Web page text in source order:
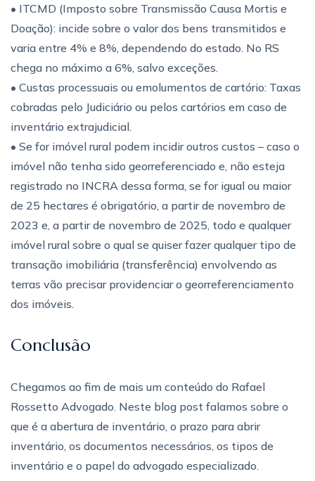
• ITCMD (Imposto sobre Transmissão Causa Mortis e
Doação): incide sobre o valor dos bens transmitidos e
varia entre 4% e 8%, dependendo do estado. No RS
chega no máximo a 6%, salvo exceções.
• Custas processuais ou emolumentos de cartório: Taxas
cobradas pelo Judiciário ou pelos cartórios em caso de
inventário extrajudicial.
• Se for imóvel rural podem incidir outros custos – caso o
imóvel não tenha sido georreferenciado e, não esteja
registrado no INCRA dessa forma, se for igual ou maior
de 25 hectares é obrigatório, a partir de novembro de
2023 e, a partir de novembro de 2025, todo e qualquer
imóvel rural sobre o qual se quiser fazer qualquer tipo de
transação imobiliária (transferência) envolvendo as
terras vão precisar providenciar o georreferenciamento
dos imóveis.
Conclusão
Chegamos ao fim de mais um conteúdo do Rafael
Rossetto Advogado. Neste blog post falamos sobre o
que é a abertura de inventário, o prazo para abrir
inventário, os documentos necessários, os tipos de
inventário e o papel do advogado especializado.